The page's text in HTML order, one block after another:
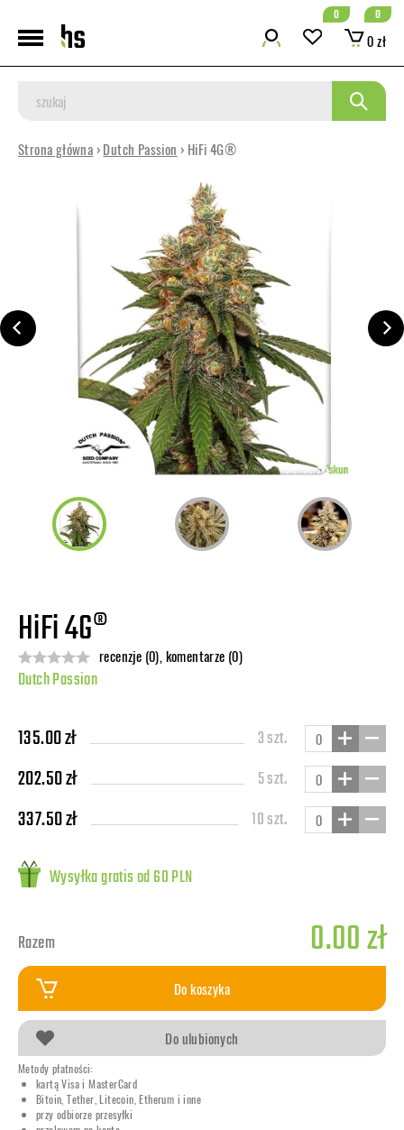
0
0 zł
0
Strona główna ›Dutch Passion › HiFi 4G®
HiFi 4G®recenzje (0), komentarze (0)
Dutch Passion
135.00 zł 3 szt.
202.50 zł 5 szt.
337.50 zł 10 szt.
Wysyłka gratis od 60 PLN
Razem 0.00 zł
Do koszyka
Do ulubionych
Metody płatności:
kartą Visa i MasterCard
Bitoin, Tether, Litecoin, Etherum i inne
przy odbiorze przesyłki